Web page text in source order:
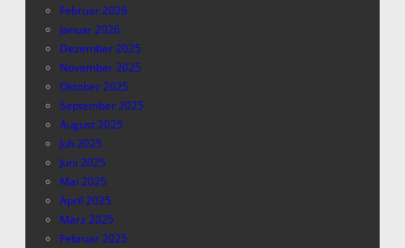
Februar 2026
Januar 2026
Dezember 2025
November 2025
Oktober 2025
September 2025
August 2025
Juli 2025
Juni 2025
Mai 2025
April 2025
März 2025
Februar 2025